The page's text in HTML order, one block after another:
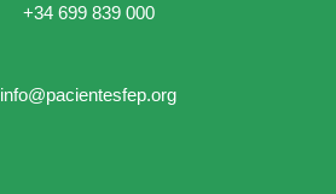
+34 699 839 000
info@pacientesfep.org